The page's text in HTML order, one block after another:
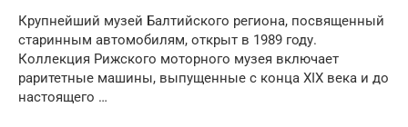
Крупнейший музей Балтийского региона, посвященный
старинным автомобилям, открыт в 1989 году.
Коллекция Рижского моторного музея включает
раритетные машины, выпущенные с конца XIX века и до
настоящего …